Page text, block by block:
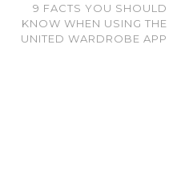
9 FACTS YOU SHOULD
KNOW WHEN USING THE
UNITED WARDROBE APP